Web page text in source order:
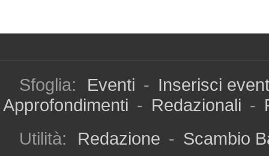
Sfoglia: Eventi - Inserisci
Approfondimenti - Redazionali -
Utilità:
Redazione - Scambio